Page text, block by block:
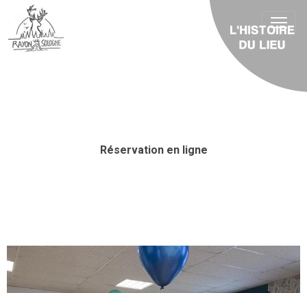
Une salle pour un
Réservation en ligne